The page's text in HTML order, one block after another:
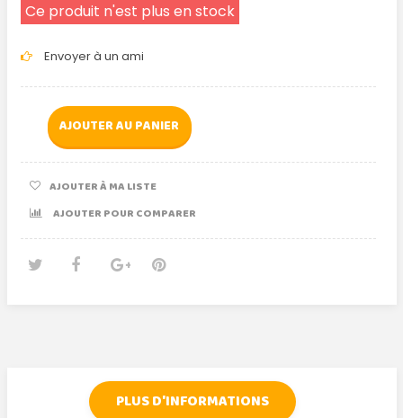
Ce produit n'est plus en stock
Envoyer à un ami
AJOUTER AU PANIER
AJOUTER À MA LISTE
AJOUTER POUR COMPARER
PLUS D'INFORMATIONS